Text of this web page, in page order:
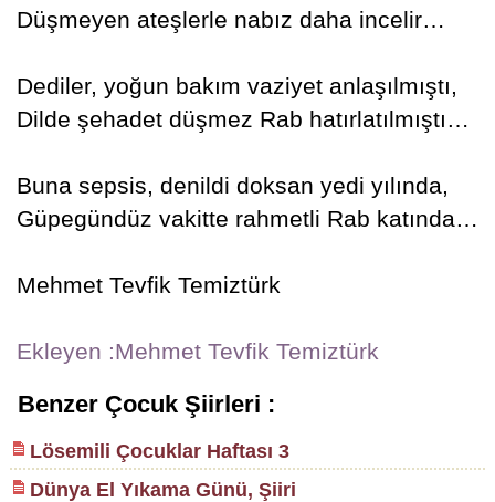
Düşmeyen ateşlerle nabız daha incelir…
Dediler, yoğun bakım vaziyet anlaşılmıştı,
Dilde şehadet düşmez Rab hatırlatılmıştı…
Buna sepsis, denildi doksan yedi yılında,
Güpegündüz vakitte rahmetli Rab katında…
Mehmet Tevfik Temiztürk
Ekleyen :Mehmet Tevfik Temiztürk
Benzer Çocuk Şiirleri :
Lösemili Çocuklar Haftası 3
Dünya El Yıkama Günü, Şiiri